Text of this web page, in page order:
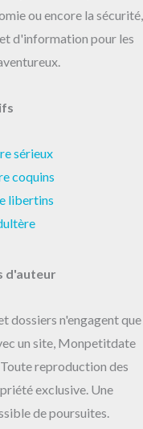
ou encore la sécurité,
d'information pour les
sérieux
coquins
libertins
d'auteur
dossiers n'engagent que
un site, Monpetitdate
reproduction des
exclusive. Une
de poursuites.